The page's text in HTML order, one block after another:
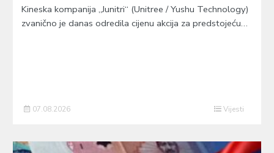
Kineska kompanija „Junitri“ (Unitree / Yushu Technology)
zvanično je danas odredila cijenu akcija za predstojeću…
07.08.2026 Vijesti